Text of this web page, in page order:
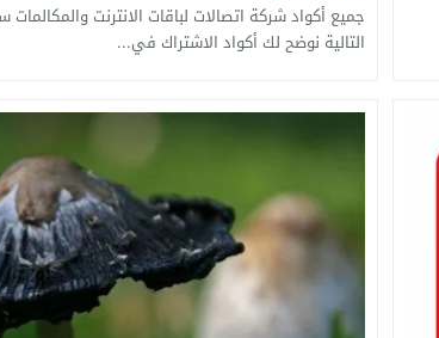
جميع أكواد شركة اتصالات لباقات الانترنت
التالية نوضح لك أكواد الاشتراك في...